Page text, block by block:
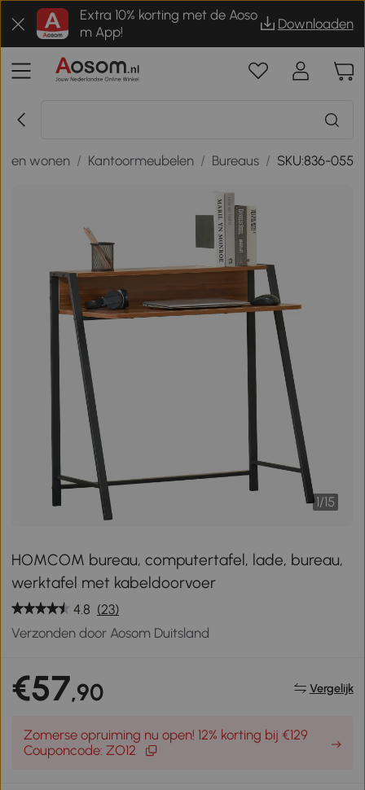
Extra 10% korting met de Aoso
m App!
Downloaden
en wonen / Kantoormeubelen / Bureaus / SKU:836-055
1/15
HOMCOM bureau, computertafel, lade, bureau,
werktafel met kabeldoorvoer
4.8 (23)
Verzonden door Aosom Duitsland
€57,90 Vergelijk
Zomerse opruiming nu open! 12% korting bij €129
Couponcode: ZO12